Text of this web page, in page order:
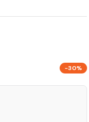
-30%